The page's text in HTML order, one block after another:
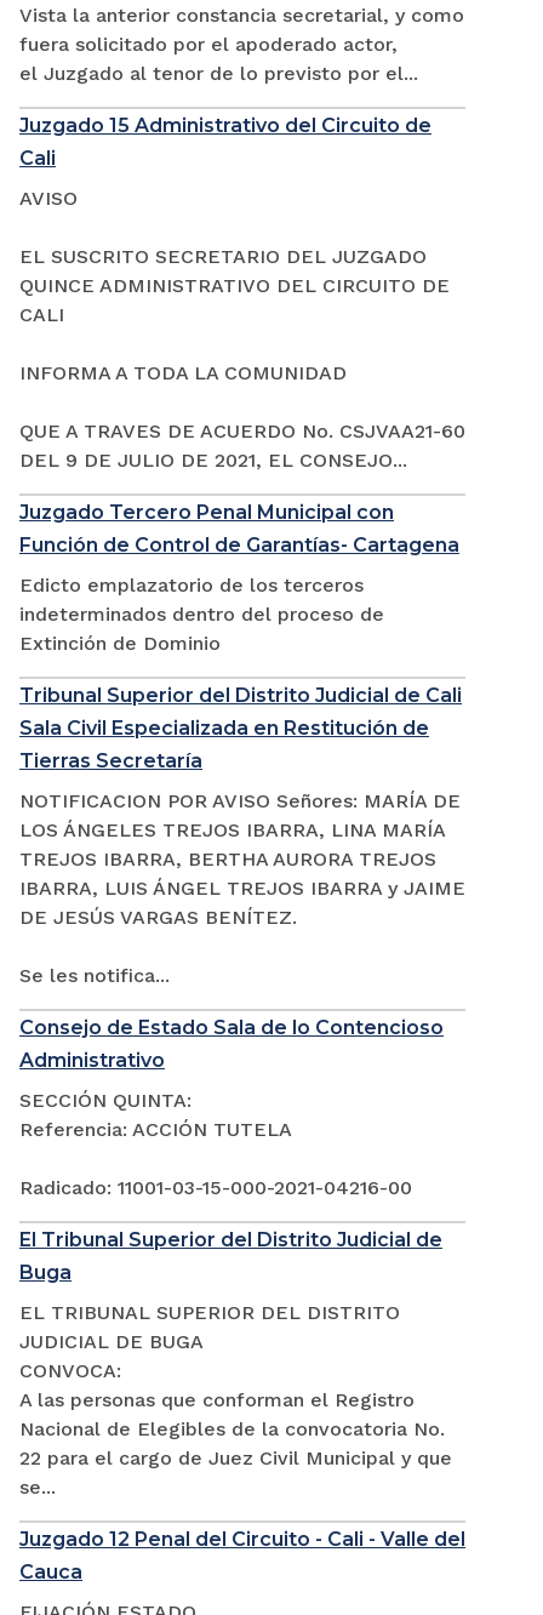
Vista la anterior constancia secretarial, y como
fuera solicitado por el apoderado actor,
el Juzgado al tenor de lo previsto por el...
Juzgado 15 Administrativo del Circuito de
Cali
AVISO
EL SUSCRITO SECRETARIO DEL JUZGADO
QUINCE ADMINISTRATIVO DEL CIRCUITO DE
CALI
INFORMA A TODA LA COMUNIDAD
QUE A TRAVES DE ACUERDO No. CSJVAA21-60
DEL 9 DE JULIO DE 2021, EL CONSEJO...
Juzgado Tercero Penal Municipal con
Función de Control de Garantías- Cartagena
Edicto emplazatorio de los terceros
indeterminados dentro del proceso de
Extinción de Dominio
Tribunal Superior del Distrito Judicial de Cali
Sala Civil Especializada en Restitución de
Tierras Secretaría
NOTIFICACION POR AVISO Señores: MARÍA DE
LOS ÁNGELES TREJOS IBARRA, LINA MARÍA
TREJOS IBARRA, BERTHA AURORA TREJOS
IBARRA, LUIS ÁNGEL TREJOS IBARRA y JAIME
DE JESÚS VARGAS BENÍTEZ.
Se les notifica...
Consejo de Estado Sala de lo Contencioso
Administrativo
SECCIÓN QUINTA:
Referencia: ACCIÓN TUTELA
Radicado: 11001-03-15-000-2021-04216-00
El Tribunal Superior del Distrito Judicial de
Buga
EL TRIBUNAL SUPERIOR DEL DISTRITO
JUDICIAL DE BUGA
CONVOCA:
A las personas que conforman el Registro
Nacional de Elegibles de la convocatoria No.
22 para el cargo de Juez Civil Municipal y que
se...
Juzgado 12 Penal del Circuito - Cali - Valle del
Cauca